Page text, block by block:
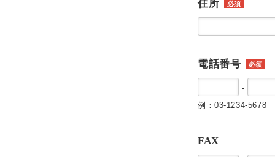
住所 必須
電話番号 必須
-
例：03-1234-5678
FAX